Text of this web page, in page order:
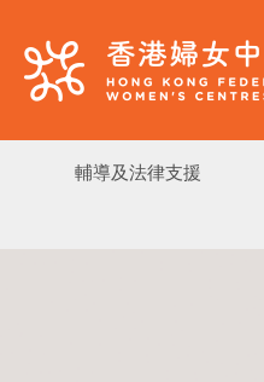
輔導及法律支援